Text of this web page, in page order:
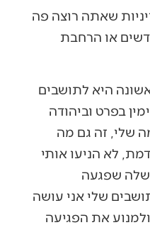
שאתה רוצה פה
או הרחבת
היא לתושבים
בפרט וביהודה
שלי, זה גם מה
לא הניעו אותי
שפגעה
שלי אני עושה
את הפגיעה